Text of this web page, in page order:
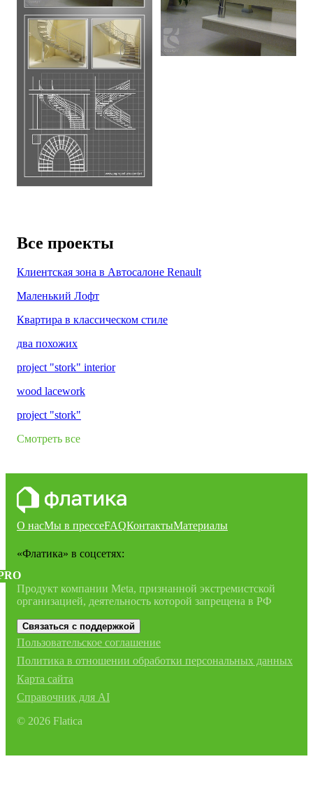
Все проекты
Клиентская зона в Автосалоне Renault
Маленький Лофт
Квартира в классическом стиле
два похожих
project "stork" interior
wood lacework
project "stork"
Смотреть все
О насМы в прессеFAQКонтактыМатериалы
«Флатика» в соцсетях:
Продукт компании Meta, признанной экстремистской
организацией, деятельность которой запрещена в РФ
Связаться с поддержкой
Пользовательское соглашение
Политика в отношении обработки персональных данных
Карта сайта
Справочник для AI
© 2026 Flatica